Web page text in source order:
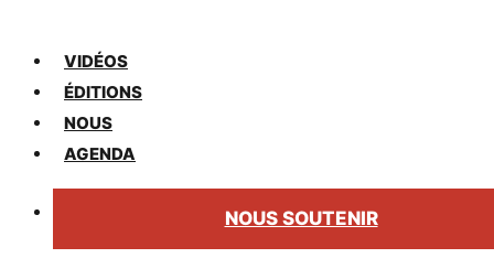
VIDÉOS
ÉDITIONS
NOUS
AGENDA
NOUS SOUTENIR